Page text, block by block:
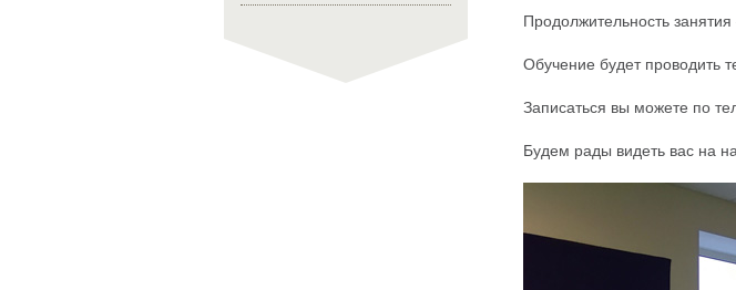
Продолжительность
Обучение будет проводить
Записаться вы можете по
Будем рады видеть вас на